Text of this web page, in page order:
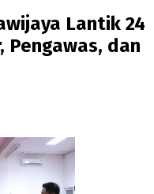
Lantik 24
dan